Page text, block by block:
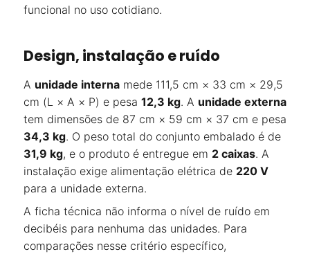
funcional no uso cotidiano.
Design, instalação e ruído
A unidade interna mede 111,5 cm × 33 cm × 29,5
cm (L × A × P) e pesa 12,3 kg. A unidade externa
tem dimensões de 87 cm × 59 cm × 37 cm e pesa
34,3 kg. O peso total do conjunto embalado é de
31,9 kg, e o produto é entregue em 2 caixas. A
instalação exige alimentação elétrica de 220 V
para a unidade externa.
A ficha técnica não informa o nível de ruído em
decibéis para nenhuma das unidades. Para
comparações nesse critério específico,